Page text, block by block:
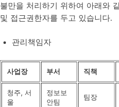
불만을 처리하기 위하여 아래와
및 접근권한자를 두고 있습니다.
관리책임자
사업장 부서 직책
청주, 서
울
정보보
안팀
팀장